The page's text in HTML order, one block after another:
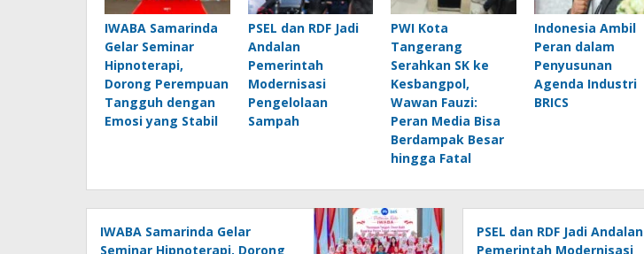
IWABA Samarinda
Gelar Seminar
Hipnoterapi,
Dorong Perempuan
Tangguh dengan
Emosi yang Stabil
PSEL dan RDF Jadi
Andalan
Pemerintah
Modernisasi
Pengelolaan
Sampah
PWI Kota
Tangerang
Serahkan SK ke
Kesbangpol,
Wawan Fauzi:
Peran Media Bisa
Berdampak Besar
hingga Fatal
Indonesia Ambil
Peran dalam
Penyusunan
Agenda Industri
BRICS
IWABA Samarinda Gelar
Seminar Hipnoterapi, Dorong
PSEL dan RDF Jadi Andalan
Pemerintah Modernisasi